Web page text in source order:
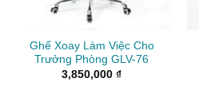
Ghế Xoay Làm Việc Cho
Trưởng Phòng GLV-76
3,850,000 ₫